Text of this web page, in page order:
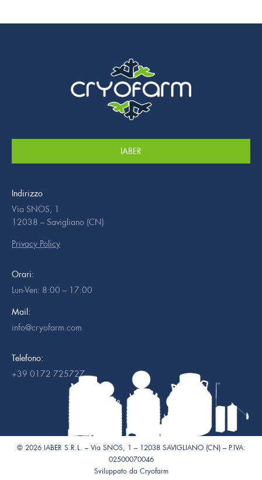
IABER
Indirizzo
Via SNOS, 1
12038 – Savigliano (CN)
Privacy Policy
Orari:
Lun-Ven: 8:00 – 17:00
Mail:
info@cryofarm.com
Telefono:
+39 0172 725727
© 2026 IABER S.R.L. – Via SNOS, 1 – 12038 SAVIGLIANO (CN) – P.IVA:
02500070046
Sviluppato da Cryofarm